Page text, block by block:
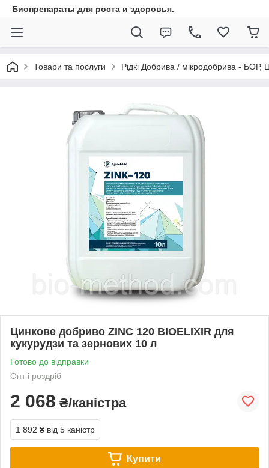
Биопрепараты для роста и здоровья.
Товари та послуги Рідкі Добрива / мікродобрива -
Цинкове добриво ZINC 120 BIOELIXIR для
кукурудзи та зернових 10 л
Готово до відправки
Опт і роздріб
2 068 ₴/каністра
1 892 ₴ від 5 каністр
Купити